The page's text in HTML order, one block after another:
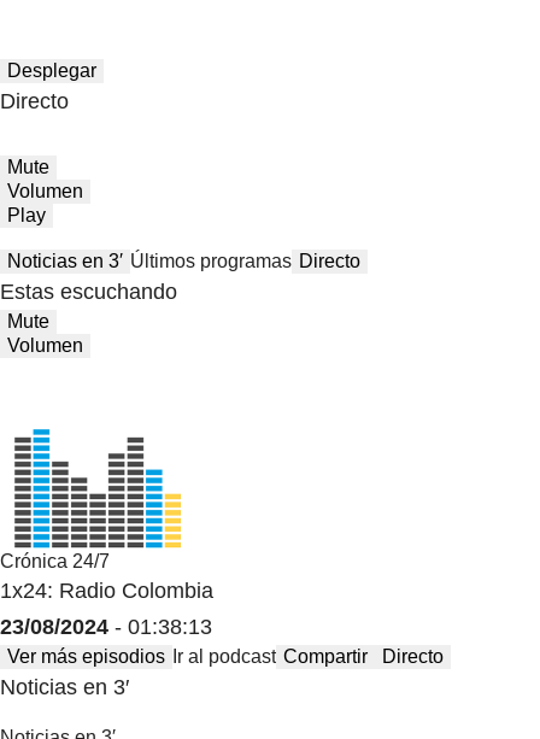
Desplegar
Directo
Mute
Volumen
Play
Noticias en 3′ Últimos programas Directo
Estas escuchando
Mute
Volumen
Crónica 24/7
1x24: Radio Colombia
23/08/2024 - 01:38:13
Ver más episodios Ir al podcast Compartir Directo
Noticias en 3′